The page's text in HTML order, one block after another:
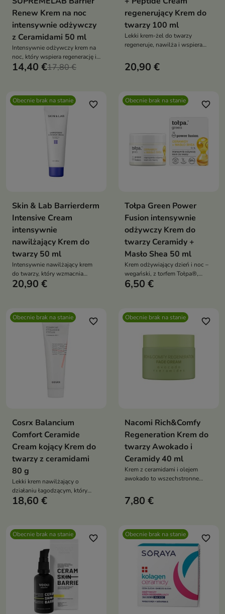
Renew Krem na noc
intensywnie odżywczy
z Ceramidami 50 ml
Intensywnie odżywczy krem na
noc, który wspiera regenerację i
odbudowę naturalnej bariery
14,40 €17,80 €
regenerujący Krem do
twarzy 100 ml
Lekki krem-żel do twarzy
regeneruje, nawilża i wspiera
Formuła z 88% filtratu ze śluzu
ślimaka, niacynamidem,
koi, wygładza oraz pomaga
ograniczyć niedoskonałości
20,90 €
Obecnie brak na stanie favorite_border
Skin & Lab Barrierderm
Intensive Cream
intensywnie
nawilżający Krem do
twarzy 50 ml
Intensywnie nawilżający krem
do twarzy, który wzmacnia
barierę hydrolipidową i
20,90 €
Obecnie brak na stanie favorite_border
Tołpa Green Power
Fusion intensywnie
odżywczy Krem do
twarzy Ceramidy +
Masło Shea 50 ml
Krem odżywiający dzień i noc –
wegański, z torfem Tołpa®,
ceramidami i masłami
6,50 €
Obecnie brak na stanie favorite_border
Cosrx Balancium
Comfort Ceramide
Cream kojący Krem do
twarzy z ceramidami
80 g
Lekki krem nawilżający o
działaniu łagodzącym, który
idealnie sprawdzi się w
18,60 €
Obecnie brak na stanie favorite_border
Nacomi Rich&Comfy
Regeneration Krem do
twarzy Awokado i
Ceramidy 40 ml
Krem z ceramidami i olejem
awokado to wszechstronne
problemami, takimi jak suchość,
brak odżywienia, podrażnienia
7,80 €
Obecnie brak na stanie favorite_border Obecnie brak na stanie favorite_border